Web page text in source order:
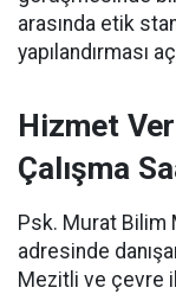
arasında etik
yapılandırması
Hizmet
Çalışma
Psk. Murat Bilim
adresinde
Mezitli ve çevre